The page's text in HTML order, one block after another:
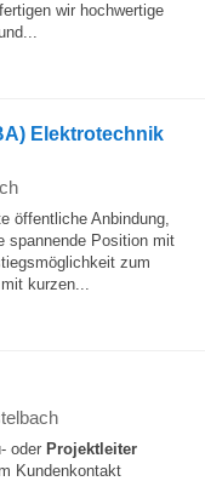
wir hochwertige
Elektrotechnik
öffentliche Anbindung,
spannende Position mit
zum
kurzen...
oder Projektleiter
Kundenkontakt